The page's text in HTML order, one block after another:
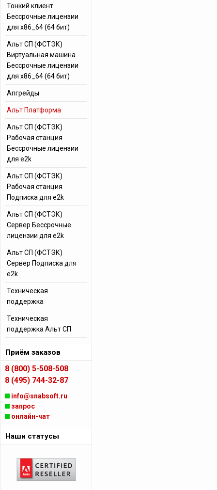
Тонкий клиент
Бессрочные лицензии
для x86_64 (64 бит)
Альт СП (ФСТЭК)
Виртуальная машина
Бессрочные лицензии
для x86_64 (64 бит)
Апгрейды
Альт Платформа
Альт СП (ФСТЭК)
Рабочая станция
Бессрочные лицензии
для e2k
Альт СП (ФСТЭК)
Рабочая станция
Подписка для e2k
Альт СП (ФСТЭК)
Сервер Бессрочные
лицензии для e2k
Альт СП (ФСТЭК)
Сервер Подписка для
e2k
Техническая
поддержка
Техническая
поддержка Альт СП
Приём заказов
8 (800) 5-508-508
8 (495) 744-32-87
info@snabsoft.ru
запрос
онлайн-чат
Наши статусы